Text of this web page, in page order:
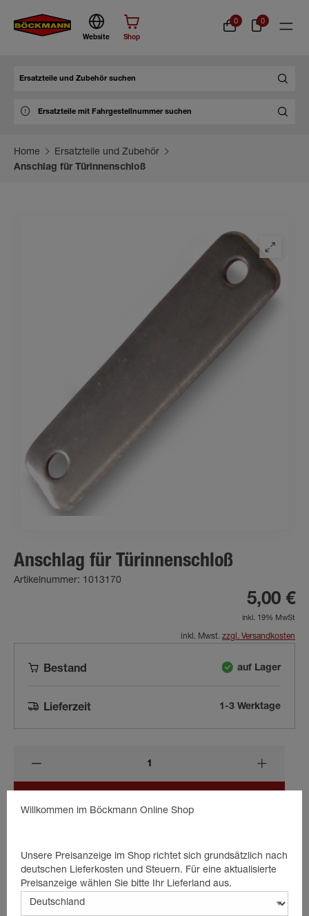
Website Shop
0 0
Home
Ersatzteile und Zubehör
Anschlag für Türinnenschloß
Anschlag für Türinnenschloß
Artikelnummer: 1013170
5,00 €
inkl. 19% MwSt
inkl. Mwst. zzgl. Versandkosten
Bestand auf Lager
Lieferzeit 1-3 Werktage
Beschreibung
Anschlag für Türinnenschloß.
Willkommen im Böckmann Online Shop
Unsere Preisanzeige im Shop richtet sich grundsätzlich nach
deutschen Lieferkosten und Steuern. Für eine aktualisierte
Preisanzeige wählen Sie bitte Ihr Lieferland aus.